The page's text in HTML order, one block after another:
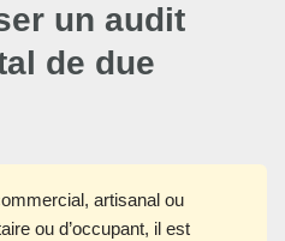
un audit
de due
artisanal ou
ou d’occupant, il est